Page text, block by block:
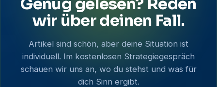
Genug gelesen? Reden
wir über deinen Fall.
Artikel sind schön, aber deine Situation ist
individuell. Im kostenlosen Strategiegespräch
schauen wir uns an, wo du stehst und was für
dich Sinn ergibt.